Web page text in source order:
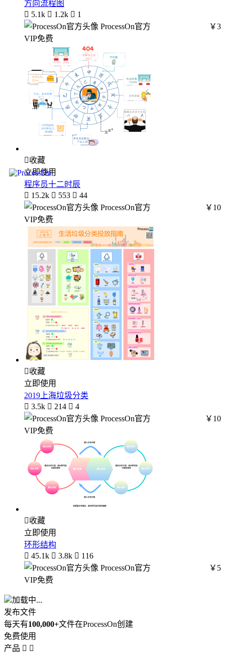
方向流程图
 5.1k  1.2k  1
ProcessOn官方
￥3
VIP免费
收藏
立即使用
程序员十二时辰
 15.2k  553  44
ProcessOn官方
￥10
VIP免费
收藏
立即使用
2019上海垃圾分类
 3.5k  214  4
ProcessOn官方
￥10
VIP免费
收藏
立即使用
环形结构
 45.1k  3.8k  116
ProcessOn官方
￥5
VIP免费
加载中...
发布文件
每天有100,000+文件在ProcessOn创建
免费使用
产品  